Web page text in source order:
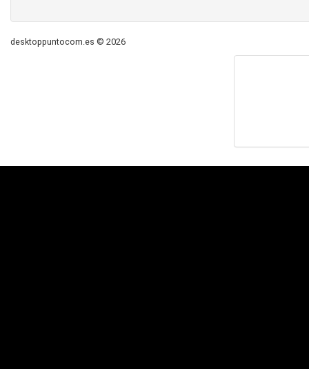
desktoppuntocom.es © 2026